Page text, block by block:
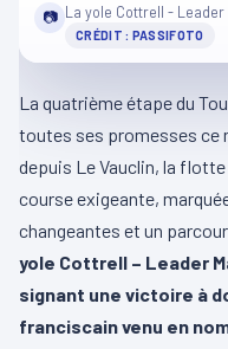
📷 La yole Cottrell - Leader
CRÉDIT : PASSIFOTO
La quatrième étape du
toutes ses promesses ce
depuis Le Vauclin, la flotte
course exigeante,
changeantes et un
yole Cottrell – Leader
signant une victoire à
franciscain venu en